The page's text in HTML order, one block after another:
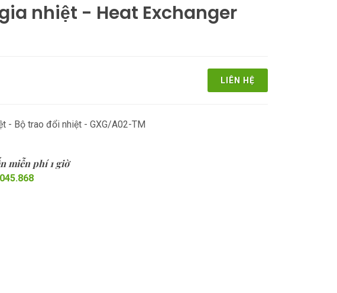
nhiệt - Heat Exchanger
LIÊN HỆ
- Bộ trao đổi nhiệt - GXG/A02-TM
miễn phí 1 giờ